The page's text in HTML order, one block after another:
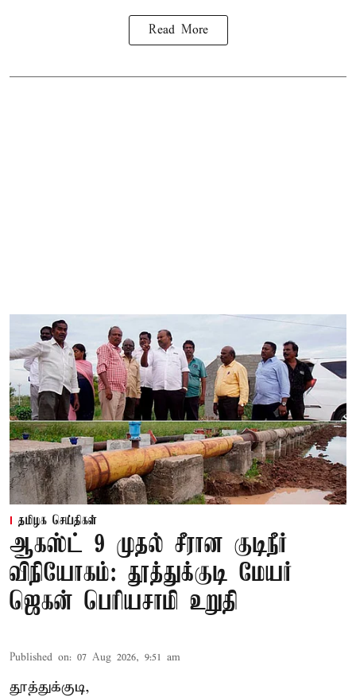
Read More
தமிழக செய்திகள்
ஆகஸ்ட் 9 முதல் சீரான குடிநீர்
விநியோகம்: தூத்துக்குடி மேயர்
ஜெகன் பெரியசாமி உறுதி
Published on: 07 Aug 2026, 9:51 am
தூத்துக்குடி,